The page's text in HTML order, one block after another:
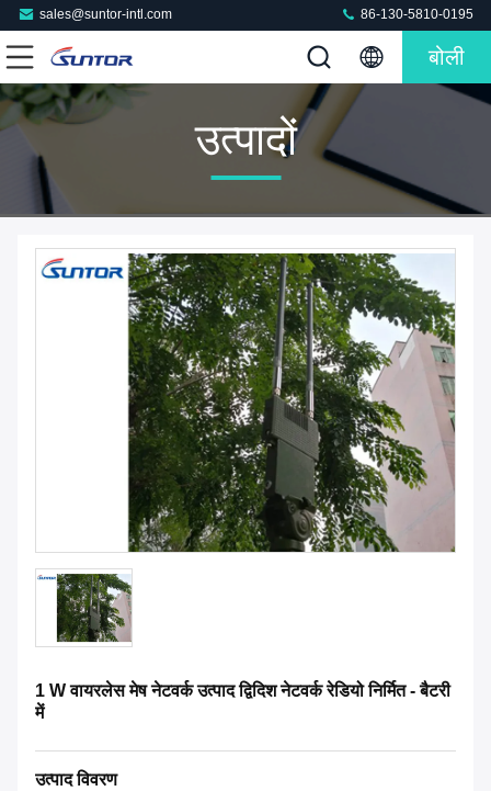
sales@suntor-intl.com 86-130-5810-0195
बोली
उत्पादों
1 W वायरलेस मेष नेटवर्क उत्पाद द्विदिश नेटवर्क रेडियो निर्मित - बैटरी
में
उत्पाद विवरण